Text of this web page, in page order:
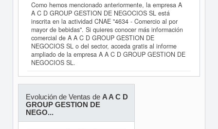
Como hemos mencionado anteriormente, la empresa A
A C D GROUP GESTION DE NEGOCIOS SL está
inscrita en la actividad CNAE "4634 - Comercio al por
mayor de bebidas". Si quieres conocer más información
comercial de A A C D GROUP GESTION DE
NEGOCIOS SL o del sector, acceda gratis al informe
ampliado de la empresa A A C D GROUP GESTION DE
NEGOCIOS SL.
Evolución de Ventas de A A C D
GROUP GESTION DE
NEGO...